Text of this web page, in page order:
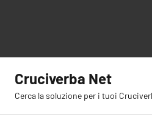
contenuto
Cruciverba Net
Cerca la soluzione per i tuoi